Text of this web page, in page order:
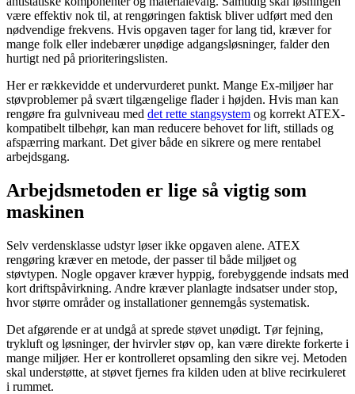
være effektiv nok til, at rengøringen faktisk bliver udført med den
nødvendige frekvens. Hvis opgaven tager for lang tid, kræver for
mange folk eller indebærer unødige adgangsløsninger, falder den
hurtigt ned på prioriteringslisten.
Her er rækkevidde et undervurderet punkt. Mange Ex-miljøer har
støvproblemer på svært tilgængelige flader i højden. Hvis man kan
rengøre fra gulvniveau med det rette stangsystem og korrekt ATEX-
kompatibelt tilbehør, kan man reducere behovet for lift, stillads og
afspærring markant. Det giver både en sikrere og mere rentabel
arbejdsgang.
Arbejdsmetoden er lige så vigtig som
maskinen
Selv verdensklasse udstyr løser ikke opgaven alene. ATEX
rengøring kræver en metode, der passer til både miljøet og
støvtypen. Nogle opgaver kræver hyppig, forebyggende indsats med
kort driftspåvirkning. Andre kræver planlagte indsatser under stop,
hvor større områder og installationer gennemgås systematisk.
Det afgørende er at undgå at sprede støvet unødigt. Tør fejning,
trykluft og løsninger, der hvirvler støv op, kan være direkte forkerte i
mange miljøer. Her er kontrolleret opsamling den sikre vej. Metoden
skal understøtte, at støvet fjernes fra kilden uden at blive recirkuleret
i rummet.